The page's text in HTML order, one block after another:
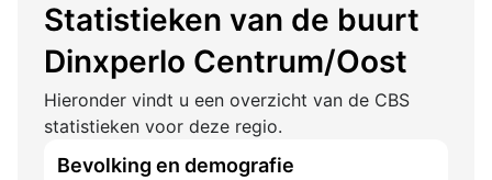
Statistieken van de buurt
Dinxperlo Centrum/Oost
Hieronder vindt u een overzicht van de CBS
statistieken voor deze regio.
Bevolking en demografie